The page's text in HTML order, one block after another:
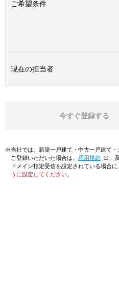
ご希望条件
現在の担当者
今すぐ登録する
※当社では、新築一戸建て・中古一戸建て・
ご登録いただいた場合は、「利用規約 」
ドメイン指定受信を設定されている場合
うに設定してください。